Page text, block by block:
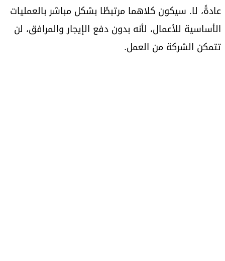
عادةً، لا. سيكون كلاهما مرتبطًا بشكل مباشر بالعمليات
الأساسية للأعمال، لأنه بدون دفع الإيجار والمرافق، لن
تتمكن الشركة من العمل.